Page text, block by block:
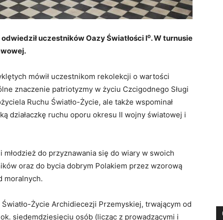
uczestników Oazy Światłości I⁰. W turnusie
mówił uczestnikom rekolekcji o wartości
znaczenie patriotyzmy w życiu Czcigodnego Sługi
Ruchu Światło-Życie, ale także wspominał
działaczkę ruchu oporu okresu II wojny światowej i
młodzież do przyznawania się do wiary w swoich
oraz do bycia dobrym Polakiem przez wzorową
moralnych.
Życie Archidiecezji Przemyskiej, trwającym od
siedemdziesięciu osób (licząc z prowadzącymi i